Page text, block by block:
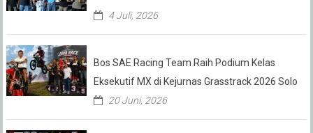
4 Juli, 2026
Bos SAE Racing Team Raih Podium Kelas
Eksekutif MX di Kejurnas Grasstrack 2026 Solo
20 Juni, 2026